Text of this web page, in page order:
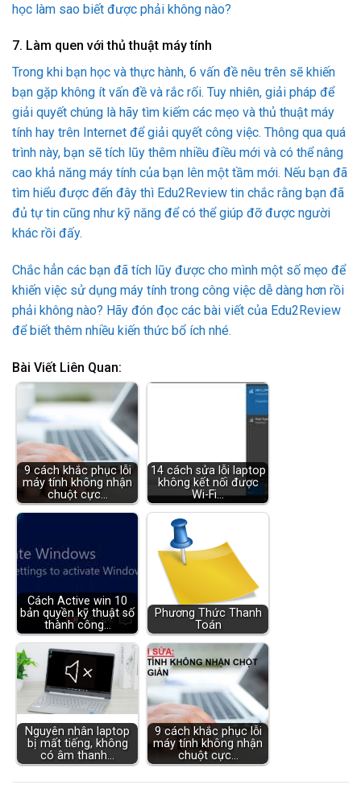
học làm sao biết được phải không nào?
7. Làm quen với thủ thuật máy tính
Trong khi bạn học và thực hành, 6 vấn đề nêu trên sẽ khiến
bạn gặp không ít vấn đề và rắc rối. Tuy nhiên, giải pháp để
giải quyết chúng là hãy tìm kiếm các mẹo và thủ thuật máy
tính hay trên Internet để giải quyết công việc. Thông qua quá
trình này, bạn sẽ tích lũy thêm nhiều điều mới và có thể nâng
cao khả năng máy tính của bạn lên một tầm mới. Nếu bạn đã
tìm hiểu được đến đây thì Edu2Review tin chắc rằng bạn đã
đủ tự tin cũng như kỹ năng để có thể giúp đỡ được người
khác rồi đấy.
Chắc hẳn các bạn đã tích lũy được cho mình một số mẹo để
khiến việc sử dụng máy tính trong công việc dễ dàng hơn rồi
phải không nào? Hãy đón đọc các bài viết của Edu2Review
để biết thêm nhiều kiến thức bổ ích nhé.
Bài Viết Liên Quan:
9 cách khắc phục lỗi
máy tính không nhận
chuột cực…
14 cách sửa lỗi laptop
không kết nối được
Wi-Fi…
Cách Active win 10
bản quyền kỹ thuật số
thành công…
Phương Thức Thanh
Toán
Nguyên nhân laptop
bị mất tiếng, không
có âm thanh…
9 cách khắc phục lỗi
máy tính không nhận
chuột cực…